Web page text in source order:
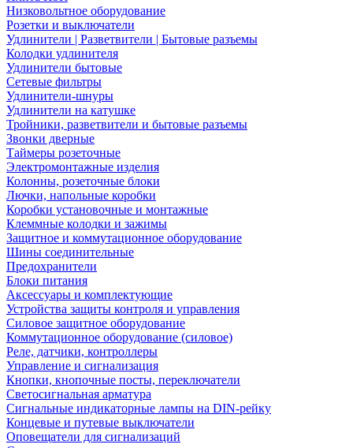
Низковольтное оборудование
Розетки и выключатели
Удлинители | Разветвители | Бытовые разъемы
Колодки удлинителя
Удлинители бытовые
Сетевые фильтры
Удлинители-шнуры
Удлинители на катушке
Тройники, разветвители и бытовые разъемы
Звонки дверные
Таймеры розеточные
Электромонтажные изделия
Колонны, розеточные блоки
Лючки, напольные коробки
Коробки установочные и монтажные
Клеммные колодки и зажимы
Защитное и коммутационное оборудование
Шины соединительные
Предохранители
Блоки питания
Аксессуары и комплектующие
Устройства защиты контроля и управления
Силовое защитное оборудование
Коммутационное оборудование (силовое)
Реле, датчики, контроллеры
Управление и сигнализация
Кнопки, кнопочные посты, переключатели
Светосигнальная арматура
Сигнальные индикаторные лампы на DIN-рейку
Концевые и путевые выключатели
Оповещатели для сигнализаций